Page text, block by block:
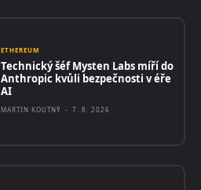
ETHEREUM
Technický šéf Mysten Labs míří do
Anthropic kvůli bezpečnosti v éře
AI
MARTIN KOUTNÝ - 7. 8. 2026